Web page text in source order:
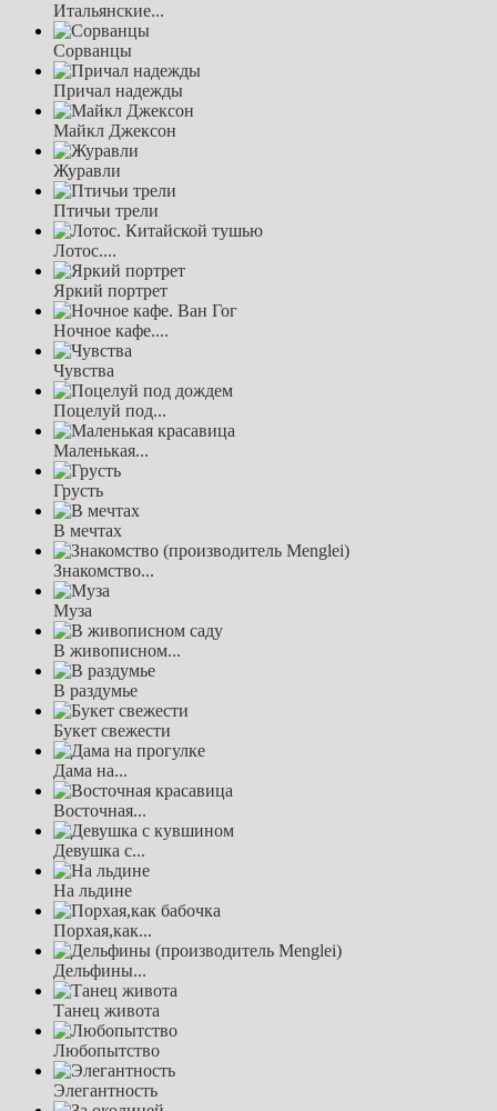
Итальянские...
Сорванцы
Причал надежды
Майкл Джексон
Журавли
Птичьи трели
Лотос....
Яркий портрет
Ночное кафе....
Чувства
Поцелуй под...
Маленькая...
Грусть
В мечтах
Знакомство...
Муза
В живописном...
В раздумье
Букет свежести
Дама на...
Восточная...
Девушка с...
На льдине
Порхая,как...
Дельфины...
Танец живота
Любопытство
Элегантность